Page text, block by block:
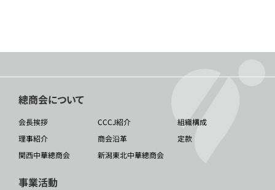
總商会について
会長挨拶 CCCJ紹介
組織構成
理事紹介
商会沿革
定款
関西中華總商会
新潟東北中華總商会
事業活動